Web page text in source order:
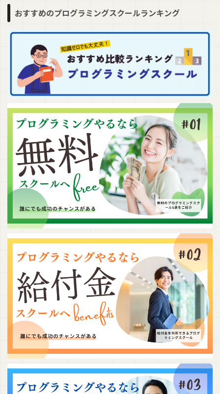
おすすめのプログラミングスクールランキング